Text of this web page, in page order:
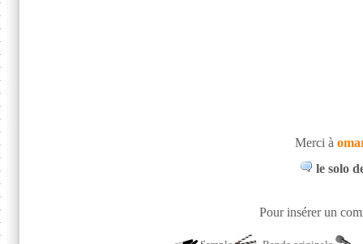
Merci à
le solo
Pour insérer un